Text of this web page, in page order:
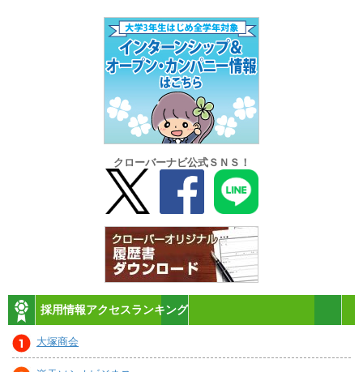
クローバーナビ公式ＳＮＳ！
採用情報アクセスランキング
大塚商会